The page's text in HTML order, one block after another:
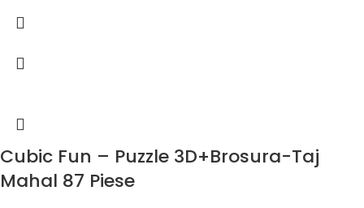
Cubic Fun – Puzzle 3D+Brosura-Taj
Mahal 87 Piese